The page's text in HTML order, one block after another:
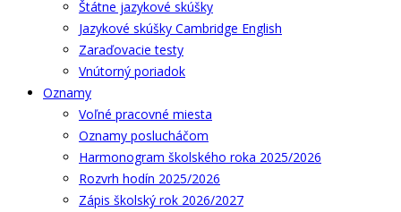
Štátne jazykové skúšky
Jazykové skúšky Cambridge English
Zaraďovacie testy
Vnútorný poriadok
Oznamy
Voľné pracovné miesta
Oznamy poslucháčom
Harmonogram školského roka 2025/2026
Rozvrh hodín 2025/2026
Zápis školský rok 2026/2027